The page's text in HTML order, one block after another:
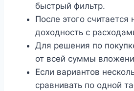
быстрый фильтр.
После этого считается
доходность с
Для решения по
от всей суммы
Если вариантов
сравнивать по одной